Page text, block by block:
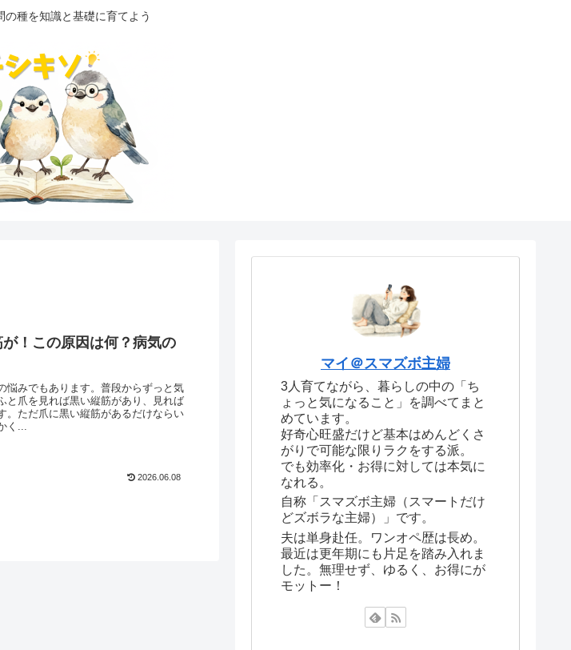
の種を知識と基礎に育てよう
！この原因は何？病気の
悩みでもあります。普段からずっと気
と爪を見れば黒い縦筋があり、見れば
。ただ爪に黒い縦筋があるだけならい
く...
2026.06.08
マイ＠スマズボ主婦
3人育てながら、暮らしの中の「ち
ょっと気になること」を調べてまと
めています。
好奇心旺盛だけど基本はめんどくさ
がりで可能な限りラクをする派。
でも効率化・お得に対しては本気に
なれる。
自称「スマズボ主婦（スマートだけ
どズボラな主婦）」です。
夫は単身赴任。ワンオペ歴は長め。
最近は更年期にも片足を踏み入れま
した。無理せず、ゆるく、お得にが
モットー！